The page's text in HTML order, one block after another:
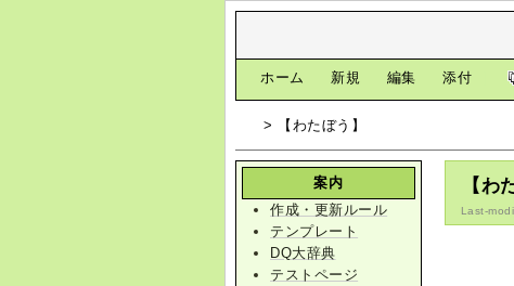
ホーム 新規 編集 添付
> 【わたぼう】
【わ
Last-
案内
作成・更新ルール
テンプレート
DQ大辞典
テストページ